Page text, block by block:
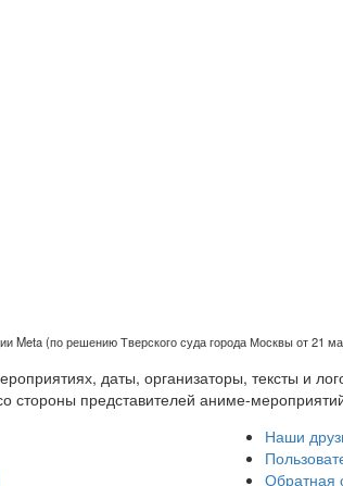
Meta (по решению Тверского суда города Москвы от 21
даты, организаторы, тексты и
стороны представителей аниме-
Наши
Обратная